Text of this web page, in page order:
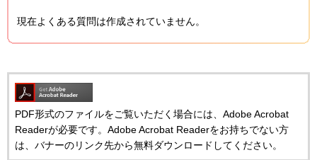
現在よくある質問は作成されていません。
PDF形式のファイルをご覧いただく場合には、Adobe Acrobat
Readerが必要です。Adobe Acrobat Readerをお持ちでない方
は、バナーのリンク先から無料ダウンロードしてください。